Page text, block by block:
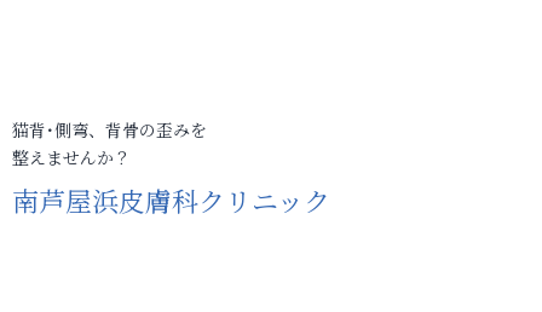
猫背･側弯、背骨の歪みを
整えませんか？
南芦屋浜皮膚科クリニック